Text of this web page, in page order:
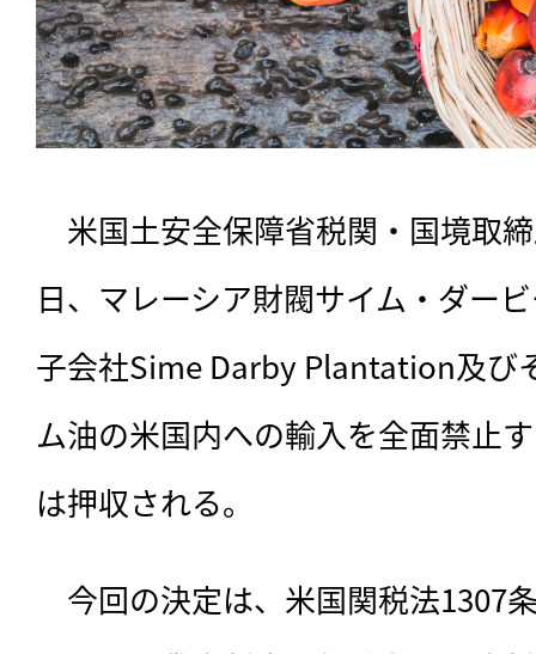
米国土安全保障省税関・国境取
日、マレーシア財閥サイム・ダー
子会社Sime Darby Plantation及び
ム油の米国内への輸入を全面禁止
は押収される。
今回の決定は、 米国関税法1307